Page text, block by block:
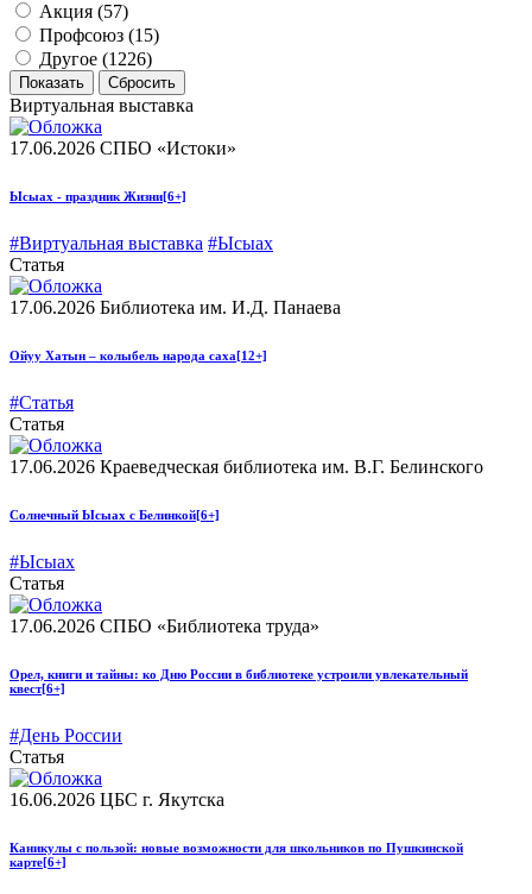
Акция (57)
Профсоюз (15)
Другое (1226)
Виртуальная выставка
17.06.2026 СПБО «Истоки»
Ысыах - праздник Жизни[6+]
#Виртуальная выставка #Ысыах
Статья
17.06.2026 Библиотека им. И.Д. Панаева
Ойуу Хатын – колыбель народа саха [12+]
#Статья
Статья
17.06.2026 Краеведческая библиотека им. В.Г. Белинского
Солнечный Ысыах с Белинкой[6+]
#Ысыах
Статья
17.06.2026 СПБО «Библиотека труда»
Орел, книги и тайны: ко Дню России в библиотеке устроили увлекательный
квест[6+]
#День России
Статья
16.06.2026 ЦБС г. Якутска
Каникулы с пользой: новые возможности для школьников по Пушкинской
карте[6+]